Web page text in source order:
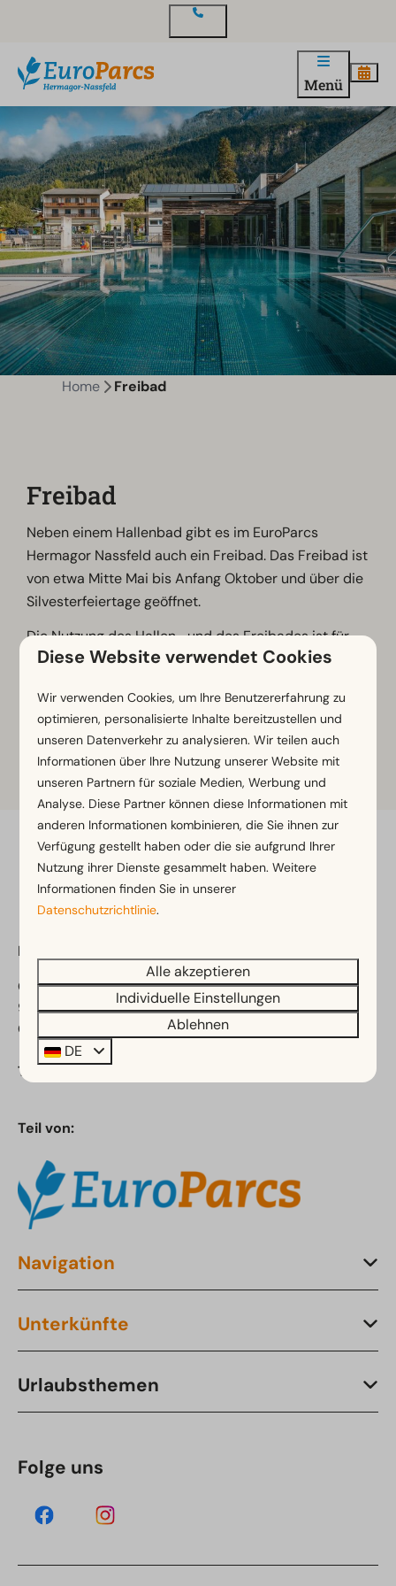
Menü
Home Freibad
Freibad
Neben einem Hallenbad gibt es im EuroParcs
Hermagor Nassfeld auch ein Freibad. Das Freibad ist
von etwa Mitte Mai bis Anfang Oktober und über die
Silvesterfeiertage geöffnet.
Die Nutzung des Hallen- und des Freibades ist für
Gäste unseres Ferienparks kostenlos. (Ausnahme:
gesamten AlpinSPA nicht inbegriffen)
Schau dir hier dieÖffnungszeitenan.
Sicher bezahlen
EuroParcs Hermagor-Nassfeld
Obervellach 15
9620 Obervellach
Österreich
Telefonnummer:
Teil von:
Navigation
Unterkünfte
Urlaubsthemen
Folge uns
Diese Website verwendet Cookies
Wir verwenden Cookies, um Ihre Benutzererfahrung zu
optimieren, personalisierte Inhalte bereitzustellen und
unseren Datenverkehr zu analysieren. Wir teilen auch
Informationen über Ihre Nutzung unserer Website mit
unseren Partnern für soziale Medien, Werbung und
Analyse. Diese Partner können diese Informationen mit
anderen Informationen kombinieren, die Sie ihnen zur
Verfügung gestellt haben oder die sie aufgrund Ihrer
Nutzung ihrer Dienste gesammelt haben. Weitere
Informationen finden Sie in unserer
Datenschutzrichtlinie.
Alle akzeptieren
Individuelle Einstellungen
Ablehnen
DE